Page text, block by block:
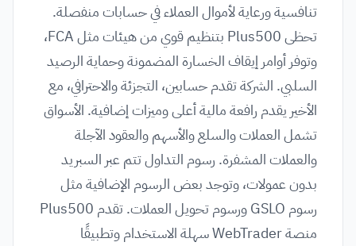
تنافسية ورعاية لأموال العملاء في حسابات منفصلة.
تحظى Plus500 بتنظيم قوي من هيئات مثل FCA،
وتوفر أوامر إيقاف الخسارة المضمونة وحماية الرصيد
السلبي. الشركة تقدم حسابين، التجزئة والاحترافي، مع
الأخير يقدم رافعة مالية أعلى وميزات إضافية. الأسواق
تشمل العملات والسلع والأسهم والعقود الآجلة
والعملات المشفرة. رسوم التداول تتم عبر السبريد
بدون عمولات، وتوجد بعض الرسوم الإضافية مثل
رسوم GSLO ورسوم تحويل العملات. تقدم Plus500
منصة WebTrader سهلة الاستخدام وتطبيقًا